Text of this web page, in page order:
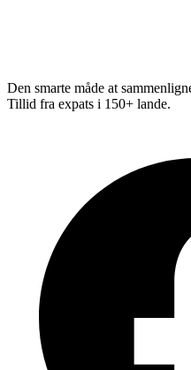
Den smarte måde at
Tillid fra expats i 150+ lande.